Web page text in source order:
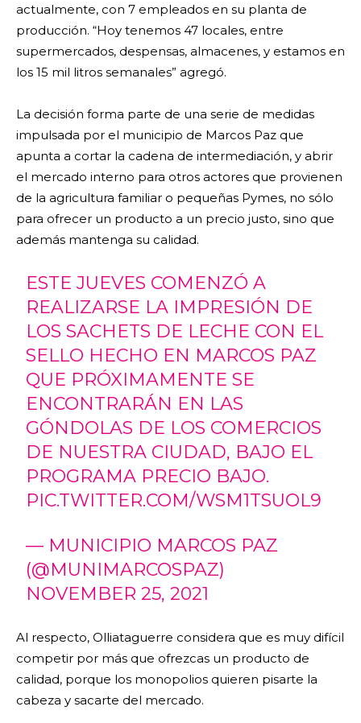
actualmente, con 7 empleados en su planta de
producción. “Hoy tenemos 47 locales, entre
supermercados, despensas, almacenes, y estamos en
los 15 mil litros semanales” agregó.
La decisión forma parte de una serie de medidas
impulsada por el municipio de Marcos Paz que
apunta a cortar la cadena de intermediación, y abrir
el mercado interno para otros actores que provienen
de la agricultura familiar o pequeñas Pymes, no sólo
para ofrecer un producto a un precio justo, sino que
además mantenga su calidad.
ESTE JUEVES COMENZÓ A
REALIZARSE LA IMPRESIÓN DE
LOS SACHETS DE LECHE CON EL
SELLO HECHO EN MARCOS PAZ
QUE PRÓXIMAMENTE SE
ENCONTRARÁN EN LAS
GÓNDOLAS DE LOS COMERCIOS
DE NUESTRA CIUDAD, BAJO EL
PROGRAMA PRECIO BAJO.
PIC.TWITTER.COM/WSM1TSUOL9
— MUNICIPIO MARCOS PAZ
(@MUNIMARCOSPAZ)
NOVEMBER 25, 2021
Al respecto, Olliataguerre considera que es muy difícil
competir por más que ofrezcas un producto de
calidad, porque los monopolios quieren pisarte la
cabeza y sacarte del mercado.